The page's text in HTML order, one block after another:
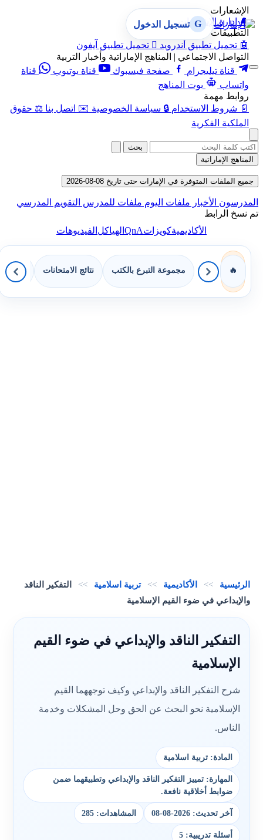
الإشعارات
🔔 إدارة الإشعارات
التطبيقات
🤖 تحميل تطبيق أندرويد  تحميل تطبيق آيفون
التواصل الاجتماعي | المناهج الإماراتية وأخبار التربية
قناة تيليجرام
صفحة فيسبوك قناة يوتيوب
قناة
واتساب
بوت المناهج
روابط مهمة
📄 شروط الاستخدام 🔒 سياسة الخصوصية ✉️ اتصل بنا ⚖️ حقوق
الملكية الفكرية
G تسجيل الدخول
بحث
المناهج الإماراتية
جميع الملفات المتوفرة في الإمارات حتى تاريخ 08-08-2026
المدرسون الأخبار ملفات اليوم ملفات للمدرس التقويم المدرسي
تم نسخ الرابط
الأكاديميةكويزاتQnAالهياكلالفيديوهات
🔥 مجموعة التبرع بالكتب نتائج الامتحانات
الرئيسية >> الأكاديمية >> تربية اسلامية >>
التفكير الناقد
والإبداعي في ضوء القيم الإسلامية
التفكير الناقد والإبداعي في ضوء القيم
الإسلامية
شرح التفكير الناقد والإبداعي وكيف توجههما القيم
الإسلامية نحو البحث عن الحق وحل المشكلات وخدمة
الناس.
المادة: تربية اسلامية
المهارة: تمييز التفكير الناقد والإبداعي وتطبيقهما ضمن
ضوابط أخلاقية نافعة.
آخر تحديث: 2026-08-08 المشاهدات: 285
أسئلة تدريبية: 5